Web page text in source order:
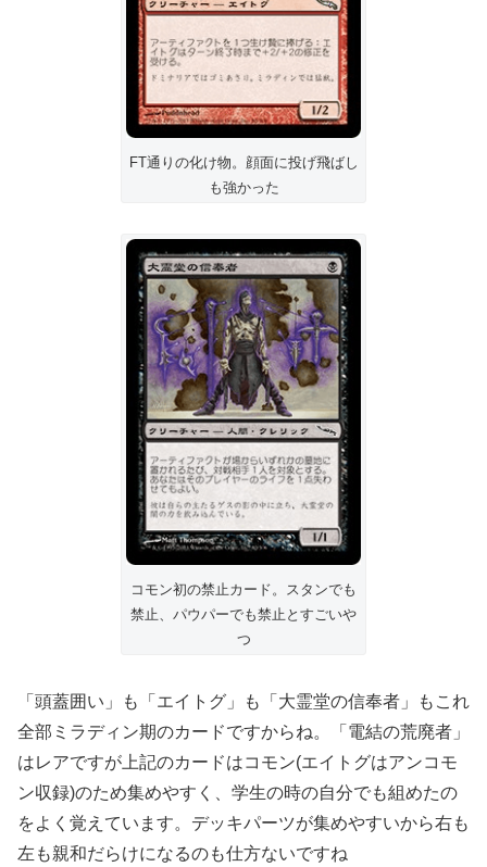
FT通りの化け物。顔面に投げ飛ばし
も強かった
コモン初の禁止カード。スタンでも
禁止、パウパーでも禁止とすごいや
つ
「頭蓋囲い」も「エイトグ」も「大霊堂の信奉者」もこれ
全部ミラディン期のカードですからね。「電結の荒廃者」
はレアですが上記のカードはコモン(エイトグはアンコモ
ン収録)のため集めやすく、学生の時の自分でも組めたの
をよく覚えています。デッキパーツが集めやすいから右も
左も親和だらけになるのも仕方ないですね